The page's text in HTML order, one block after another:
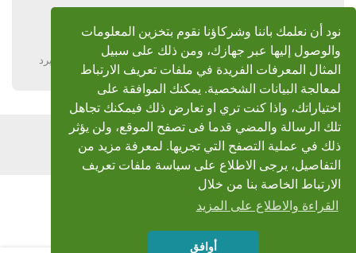
نود أن نعلمك باننا وشركاؤنا نقوم بتخزين المعلومات
والوصول إليها عبر جهازك، ومن ذلك على سبيل
المثال المعرفات الفريدة في ملفات تعريف الارتباط
لمعالجة البيانات الشخصية. يمكنك الموافقة على
اختياراتك، واذا كنت تري او تعارض ذلك فيمكنك تجاهل
تلك الرسالة والمضي قدما فى تصفح الموقع، ولن يؤثر
ذلك في عملية التصفح التي تجريها. لمعرفة مزيد من
التفاصيل، يرجى الاطلاع على سياسة ملفات تعريف
الارتباط الخاصة بنا من خلال
القراءة والاطلاع على المزيد
أوافق
جزاك الله خيرا
يرد
اضف رد